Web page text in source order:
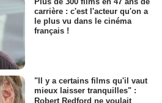
carrière : c'est l'acteur qu'on a
le plus vu dans le cinéma
français !
"Il y a certains films qu'il vaut
mieux laisser tranquilles" :
Robert Redford ne voulait